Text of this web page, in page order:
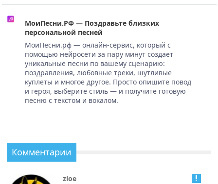
МоиПесни.РФ — Поздравьте близких
персональной песней
МоиПесни.рф — онлайн-сервис, который с
помощью нейросети за пару минут создает
уникальные песни по вашему сценарию:
поздравления, любовные треки, шутливые
куплеты и многое другое. Просто опишите повод
и героя, выберите стиль — и получите готовую
песню с текстом и вокалом.
Комментарии
zloe